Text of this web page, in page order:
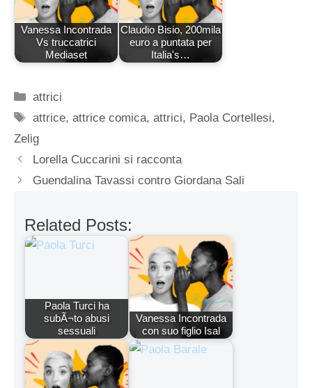
Vanessa Incontrada
Vs truccatrici
Mediaset
Claudio Bisio, 200mila
euro a puntata per
Italia's…
Categorie
attrici
Tag
attrice,attrice comica,attrici, Paola Cortellesi,
Zelig
Lorella Cuccarini si racconta
Guendalina Tavassi contro Giordana Sali
Related Posts:
Paola Turci ha
subÃ¬to abusi
sessuali
Vanessa Incontrada
con suo figlio Isal